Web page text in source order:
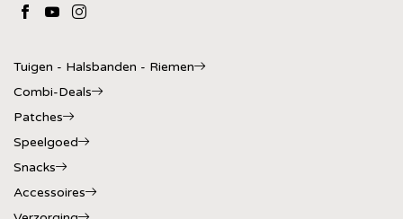
Tuigen - Halsbanden - Riemen
Combi-Deals
Patches
Speelgoed
Snacks
Accessoires